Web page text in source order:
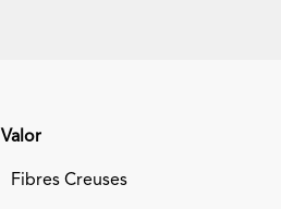
Valor
Fibres Creuses